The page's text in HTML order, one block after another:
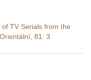
of TV Serials from the
81: 3